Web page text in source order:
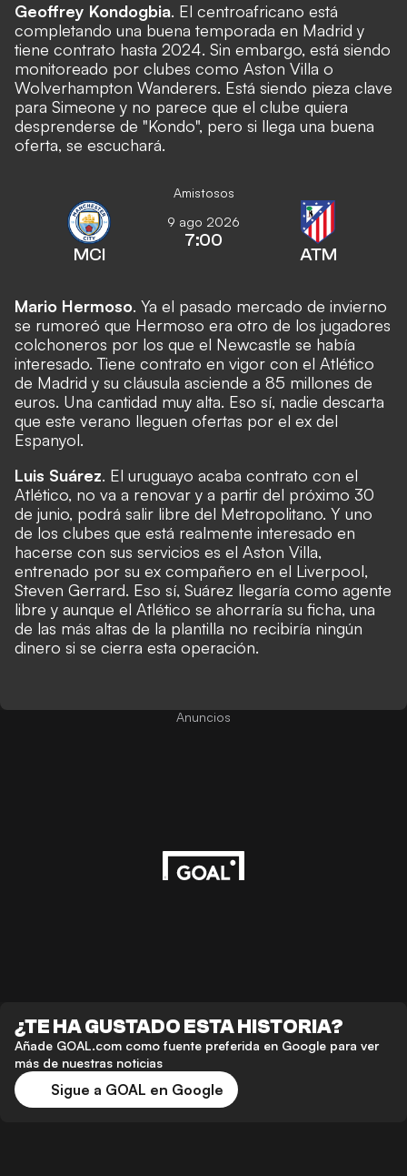
Geoffrey Kondogbia. El centroafricano está
completando una buena temporada en Madrid y
tiene contrato hasta 2024. Sin embargo, está siendo
monitoreado por clubes como Aston Villa o
Wolverhampton Wanderers. Está siendo pieza clave
para Simeone y no parece que el clube quiera
desprenderse de "Kondo", pero si llega una buena
oferta, se escuchará.
Amistosos
MCI
9 ago 2026
7:00
ATM
Mario Hermoso. Ya el pasado mercado de invierno
se rumoreó que Hermoso era otro de los jugadores
colchoneros por los que el Newcastle se había
interesado. Tiene contrato en vigor con el Atlético
de Madrid y su cláusula asciende a 85 millones de
euros. Una cantidad muy alta. Eso sí, nadie descarta
que este verano lleguen ofertas por el ex del
Espanyol.
Luis Suárez. El uruguayo acaba contrato con el
Atlético, no va a renovar y a partir del próximo 30
de junio, podrá salir libre del Metropolitano. Y uno
de los clubes que está realmente interesado en
hacerse con sus servicios es el Aston Villa,
entrenado por su ex compañero en el Liverpool,
Steven Gerrard. Eso sí, Suárez llegaría como agente
libre y aunque el Atlético se ahorraría su ficha, una
de las más altas de la plantilla no recibiría ningún
dinero si se cierra esta operación.
Anuncios
¿TE HA GUSTADO ESTA HISTORIA?
Añade GOAL.com como fuente preferida en Google para ver
más de nuestras noticias
Sigue a GOAL en Google